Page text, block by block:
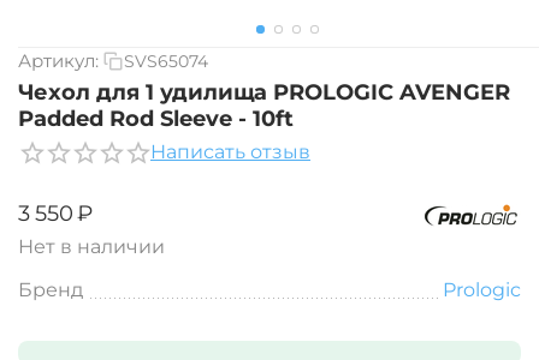
Артикул: SVS65074
Чехол для 1 удилища PROLOGIC AVENGER
Padded Rod Sleeve - 10ft
Написать отзыв
‍3 550‍₽
Нет в наличии
Бренд
Prologic